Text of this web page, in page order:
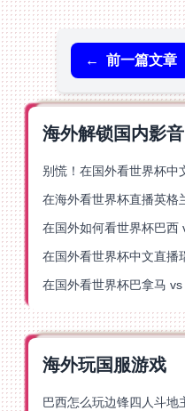
← 前一篇文章
海外解锁国内影音
海外玩国服游戏